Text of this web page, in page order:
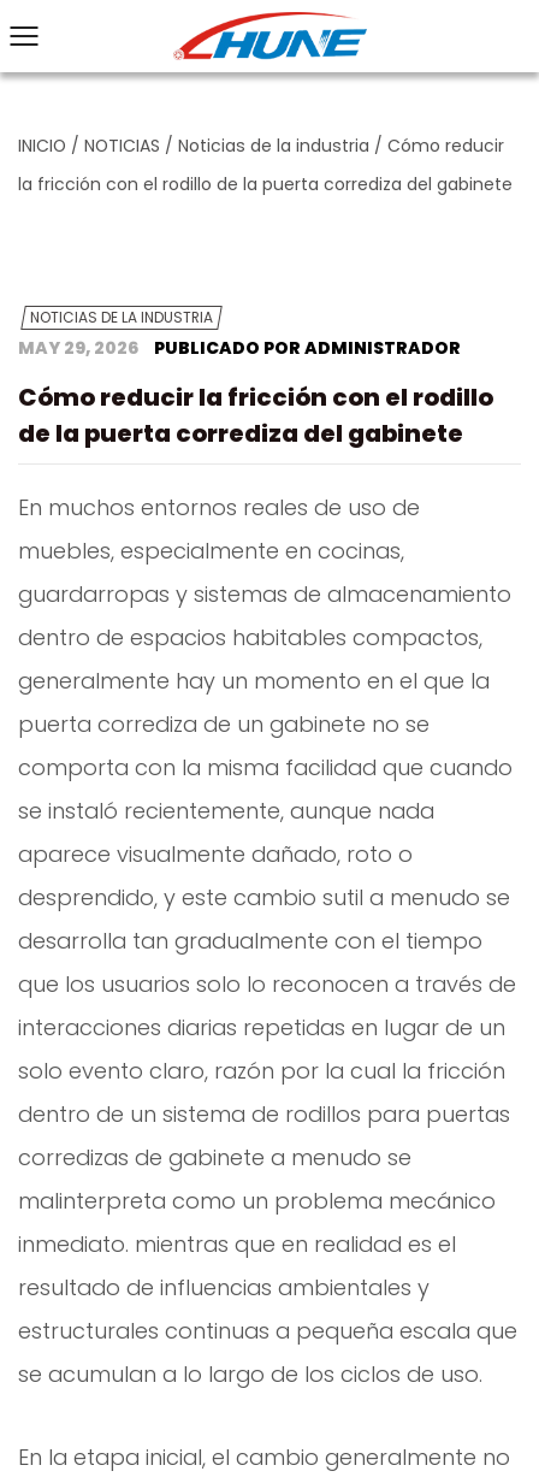
INICIO / NOTICIAS / Noticias de la industria / Cómo reducir
la fricción con el rodillo de la puerta corrediza del gabinete
NOTICIAS DE LA INDUSTRIA
MAY 29, 2026 PUBLICADO POR ADMINISTRADOR
Cómo reducir la fricción con el rodillo
de la puerta corrediza del gabinete
En muchos entornos reales de uso de
muebles, especialmente en cocinas,
guardarropas y sistemas de almacenamiento
dentro de espacios habitables compactos,
generalmente hay un momento en el que la
puerta corrediza de un gabinete no se
comporta con la misma facilidad que cuando
se instaló recientemente, aunque nada
aparece visualmente dañado, roto o
desprendido, y este cambio sutil a menudo se
desarrolla tan gradualmente con el tiempo
que los usuarios solo lo reconocen a través de
interacciones diarias repetidas en lugar de un
solo evento claro, razón por la cual la fricción
dentro de un sistema de rodillos para puertas
corredizas de gabinete a menudo se
malinterpreta como un problema mecánico
inmediato. mientras que en realidad es el
resultado de influencias ambientales y
estructurales continuas a pequeña escala que
se acumulan a lo largo de los ciclos de uso.
En la etapa inicial, el cambio generalmente no